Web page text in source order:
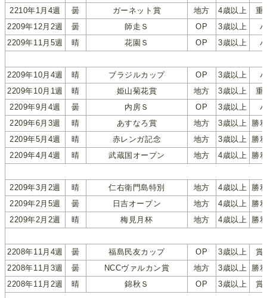
2210年1月4週 曇 ガーネット賞 地方 4歳以上
重
2209年12月2週
曇 師走Ｓ OP 3歳以上
2209年11月5週
晴 花園Ｓ OP 3歳以上
2209年10月4週 晴 ブラジルカップ OP 3歳以上
2209年10月1週
晴 姫山菊花賞 地方 3歳以上
重
2209年9月4週
曇 内房Ｓ OP 3歳以上
2209年6月3週
晴 あすなろ賞 地方 3歳以上 勝
2209年5月4週
晴 赤レンガ記念 地方 3歳以上 勝
2209年4月4週
晴 武蔵国オープン 地方 4歳以上 勝
2209年3月2週 晴 仁右衛門島特別 地方 4歳以上 勝
2209年2月5週
曇 日吉オープン 地方 4歳以上 勝
2209年2月2週
晴 梅見月杯 地方 4歳以上 勝
2208年11月4週 曇 福島民友カップ OP 3歳以上
賞
2208年11月3週
曇 NCCヴァルカン賞 地方 3歳以上 勝
2208年11月2週
晴 錦秋Ｓ OP 3歳以上 賞